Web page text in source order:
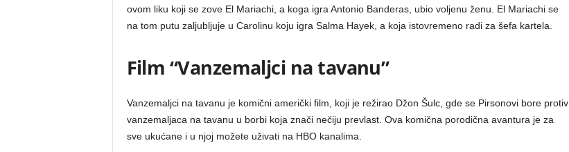
ovom liku koji se zove El Mariachi, a koga igra Antonio Banderas, ubio voljenu ženu. El Mariachi se
na tom putu zaljubljuje u Carolinu koju igra Salma Hayek, a koja istovremeno radi za šefa kartela.
Film “Vanzemaljci na tavanu”
Vanzemaljci na tavanu je komični američki film, koji je režirao Džon Šulc, gde se Pirsonovi bore protiv
vanzemaljaca na tavanu u borbi koja znači nečiju prevlast. Ova komična porodična avantura je za
sve ukućane i u njoj možete uživati na HBO kanalima.